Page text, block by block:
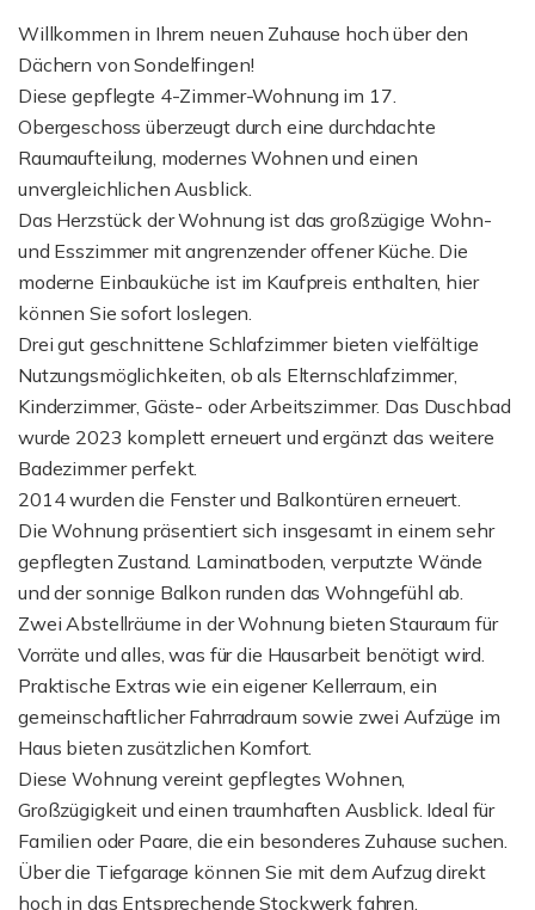
Willkommen in Ihrem neuen Zuhause hoch über den
Dächern von Sondelfingen!
Diese gepflegte 4-Zimmer-Wohnung im 17.
Obergeschoss überzeugt durch eine durchdachte
Raumaufteilung, modernes Wohnen und einen
unvergleichlichen Ausblick.
Das Herzstück der Wohnung ist das großzügige Wohn-
und Esszimmer mit angrenzender offener Küche. Die
moderne Einbauküche ist im Kaufpreis enthalten, hier
können Sie sofort loslegen.
Drei gut geschnittene Schlafzimmer bieten vielfältige
Nutzungsmöglichkeiten, ob als Elternschlafzimmer,
Kinderzimmer, Gäste- oder Arbeitszimmer. Das Duschbad
wurde 2023 komplett erneuert und ergänzt das weitere
Badezimmer perfekt.
2014 wurden die Fenster und Balkontüren erneuert.
Die Wohnung präsentiert sich insgesamt in einem sehr
gepflegten Zustand. Laminatboden, verputzte Wände
und der sonnige Balkon runden das Wohngefühl ab.
Zwei Abstellräume in der Wohnung bieten Stauraum für
Vorräte und alles, was für die Hausarbeit benötigt wird.
Praktische Extras wie ein eigener Kellerraum, ein
gemeinschaftlicher Fahrradraum sowie zwei Aufzüge im
Haus bieten zusätzlichen Komfort.
Diese Wohnung vereint gepflegtes Wohnen,
Großzügigkeit und einen traumhaften Ausblick. Ideal für
Familien oder Paare, die ein besonderes Zuhause suchen.
Über die Tiefgarage können Sie mit dem Aufzug direkt
hoch in das Entsprechende Stockwerk fahren.